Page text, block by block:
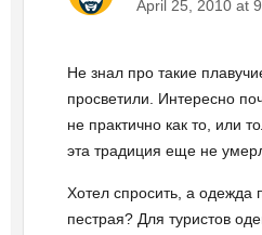
April 25, 2010 at
Не знал про такие
просветили. Интересно
не практично как то, или
эта традиция еще не
Хотел спросить, а одежда
пестрая? Для туристов